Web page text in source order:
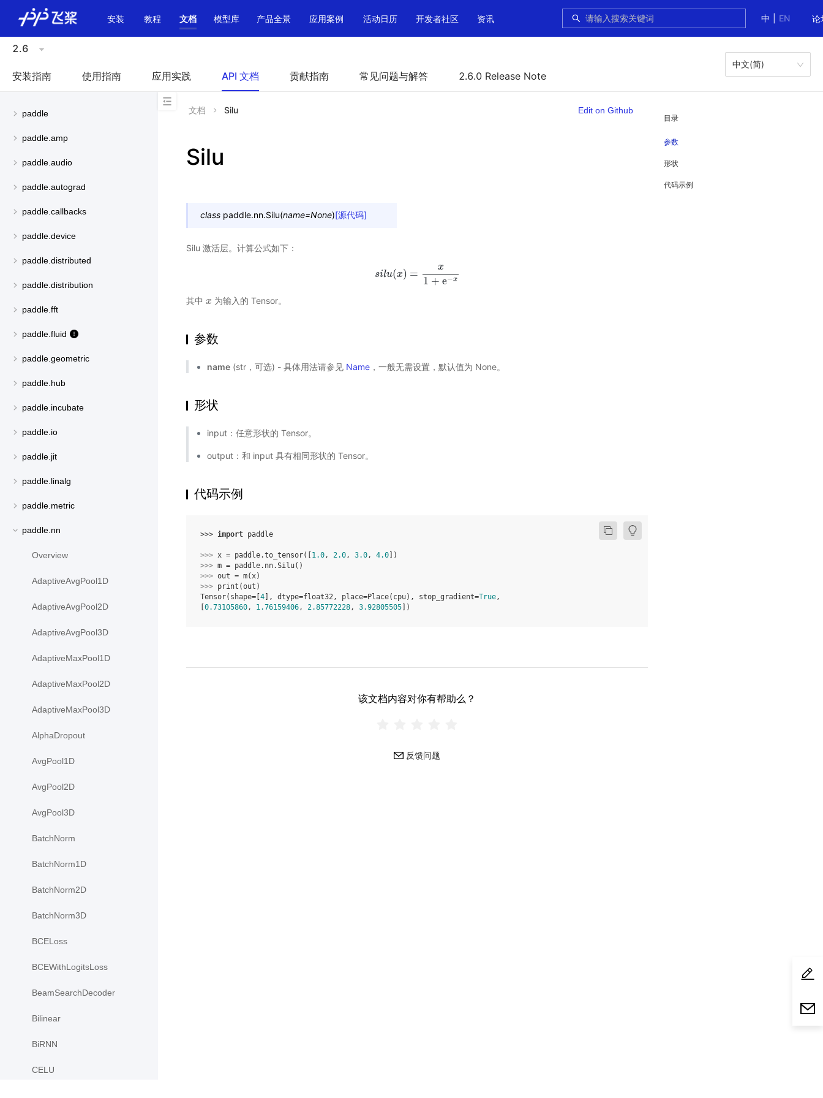
中
EN 论
安装 教程 文档 模型库 产品全景 应用案例 活动日历 开发者社区 资讯
2.6
安装指南 使用指南 应用实践 API 文档 贡献指南 常见问题与解答 2.6.0 Release Note
中文(简)
paddle
paddle.amp
paddle.audio
paddle.autograd
paddle.callbacks
paddle.device
paddle.distributed
paddle.distribution
paddle.fft
paddle.fluid
paddle.geometric
paddle.hub
paddle.incubate
paddle.io
paddle.jit
paddle.linalg
paddle.metric
paddle.nn
Overview
AdaptiveAvgPool1D
AdaptiveAvgPool2D
AdaptiveAvgPool3D
AdaptiveMaxPool1D
AdaptiveMaxPool2D
AdaptiveMaxPool3D
AlphaDropout
AvgPool1D
AvgPool2D
AvgPool3D
BatchNorm
BatchNorm1D
BatchNorm2D
BatchNorm3D
BCELoss
BCEWithLogitsLoss
BeamSearchDecoder
Bilinear
BiRNN
CELU
目录
参数
形状
代码示例
文档 Silu Edit on Github
Silu
class paddle.nn.Silu(name=None)[源代码]
Silu 激活层。计算公式如下：
silu(x) =
x
1 + e−x
silu(x )=x 1+e−x
其中 x
x 为输入的 Tensor。
参数
name (str，可选) - 具体用法请参见 Name ，一般无需设置，默认值为 None。
形状
input：任意形状的 Tensor。
output：和 input 具有相同形状的 Tensor。
代码示例
>>> import paddle
>>> x = paddle.to_tensor([ 1.0, 2.0, 3.0, 4.0 ])
>>> m = paddle. nn.Silu()
>>> out = m(x)
>>> print (out )
Tensor(shape=[ 4 ], dtype=float32, place=Place(cpu), stop_gradient=True,
0.73105860, 1.76159406, 2.85772228, 3.92805505 ])
该文档内容对你有帮助么？
反馈问题